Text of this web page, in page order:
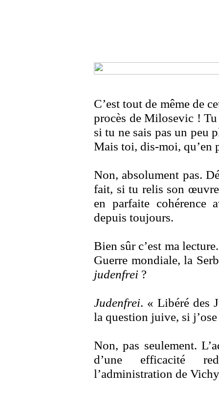
C’est tout de même de
procès de Milosevic !
si tu ne sais pas un peu
Mais toi, dis-moi, qu’en
Non, absolument pas.
fait, si tu relis son
en parfaite cohérence
depuis toujours.
Bien sûr c’est ma
Guerre mondiale, la
judenfrei ?
Judenfrei. « Libéré des
la question juive, si
Non, pas seulement.
d’une efficacité
l’administration de